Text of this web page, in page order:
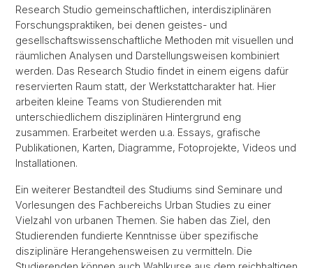
Research Studio gemeinschaftlichen, interdisziplinären
Forschungspraktiken, bei denen geistes- und
gesellschaftswissenschaftliche Methoden mit visuellen und
räumlichen Analysen und Darstellungsweisen kombiniert
werden. Das Research Studio findet in einem eigens dafür
reservierten Raum statt, der Werkstattcharakter hat. Hier
arbeiten kleine Teams von Studierenden mit
unterschiedlichem disziplinären Hintergrund eng
zusammen. Erarbeitet werden u.a. Essays, grafische
Publikationen, Karten, Diagramme, Fotoprojekte, Videos und
Installationen.
Ein weiterer Bestandteil des Studiums sind Seminare und
Vorlesungen des Fachbereichs Urban Studies zu einer
Vielzahl von urbanen Themen. Sie haben das Ziel, den
Studierenden fundierte Kenntnisse über spezifische
disziplinäre Herangehensweisen zu vermitteln. Die